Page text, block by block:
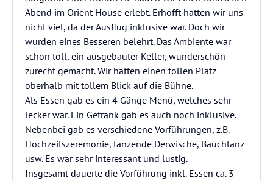
Abend im Orient House erlebt. Erhofft hatten wir uns
nicht viel, da der Ausflug inklusive war. Doch wir
wurden eines Besseren belehrt. Das Ambiente war
schon toll, ein ausgebauter Keller, wunderschön
zurecht gemacht. Wir hatten einen tollen Platz
oberhalb mit tollem Blick auf die Bühne.
Als Essen gab es ein 4 Gänge Menü, welches sehr
lecker war. Ein Getränk gab es auch noch inklusive.
Nebenbei gab es verschiedene Vorführungen, z.B.
Hochzeitszeremonie, tanzende Derwische, Bauchtanz
usw. Es war sehr interessant und lustig.
Insgesamt dauerte die Vorführung inkl. Essen ca. 3